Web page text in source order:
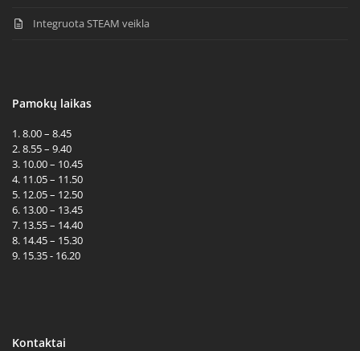
Integruota STEAM veikla
Pamokų laikas
1. 8.00 – 8.45
2. 8.55 – 9.40
3. 10.00 – 10.45
4. 11.05 – 11.50
5. 12.05 – 12.50
6. 13.00 – 13.45
7. 13.55 – 14.40
8. 14.45 – 15.30
9. 15.35 - 16.20
Kontaktai